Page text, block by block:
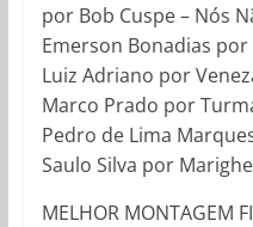
por Bob Cuspe – Nós
Emerson Bonadias por
Luiz Adriano por
Marco Prado por
Pedro de Lima
Saulo Silva por
MELHOR MONTAGEM